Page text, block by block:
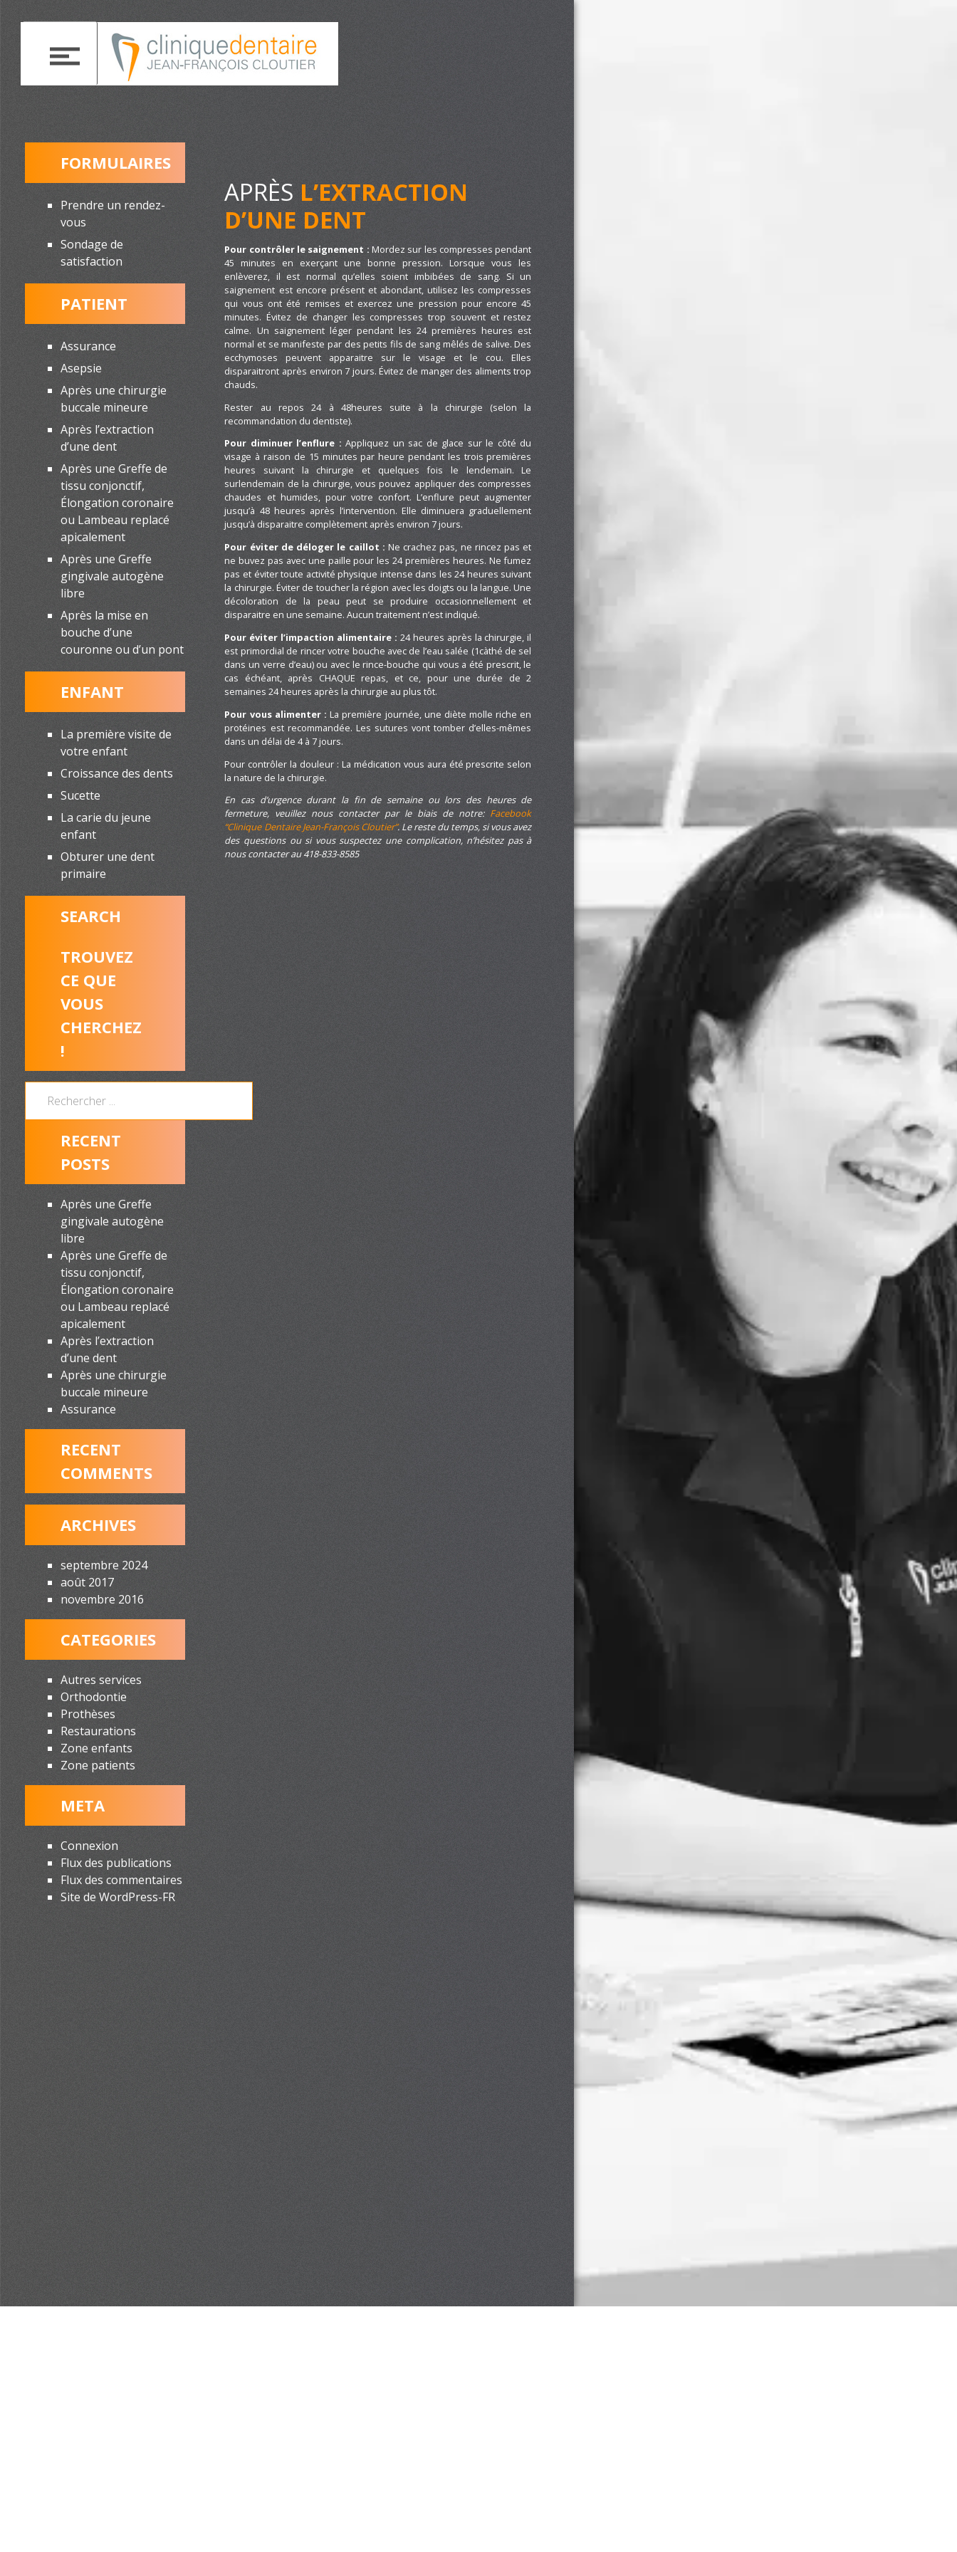
APRÈS L’EXTRACTION
D’UNE DENT
Pour contrôler le saignement :Mordez sur les compresses pendant
45 minutes en exerçant une bonne pression. Lorsque vous les
enlèverez, il est normal qu’elles soient imbibées de sang. Si un
saignement est encore présent et abondant, utilisez les compresses
qui vous ont été remises et exercez une pression pour encore 45
minutes. Évitez de changer les compresses trop souvent et restez
calme. Un saignement léger pendant les 24 premières heures est
normal et se manifeste par des petits fils de sang mêlés de salive. Des
ecchymoses peuvent apparaitre sur le visage et le cou. Elles
disparaitront après environ 7 jours. Évitez de manger des aliments trop
chauds.
Rester au repos 24 à 48heures suite à la chirurgie (selon la
recommandation du dentiste).
Pour diminuer l’enflure :Appliquez un sac de glace sur le côté du
visage à raison de 15 minutes par heure pendant les trois premières
heures suivant la chirurgie et quelques fois le lendemain. Le
surlendemain de la chirurgie, vous pouvez appliquer des compresses
chaudes et humides, pour votre confort. L’enflure peut augmenter
jusqu’à 48 heures après l’intervention. Elle diminuera graduellement
jusqu’à disparaitre complètement après environ 7 jours.
Pour éviter de déloger le caillot :Ne crachez pas, ne rincez pas et
ne buvez pas avec une paille pour les 24 premières heures. Ne fumez
pas et éviter toute activité physique intense dans les 24 heures suivant
la chirurgie. Éviter de toucher la région avec les doigts ou la langue. Une
décoloration de la peau peut se produire occasionnellement et
disparaitre en une semaine. Aucun traitement n’est indiqué.
Pour éviter l’impaction alimentaire : 24 heures après la chirurgie, il
est primordial de rincer votre bouche avec de l’eau salée (1càthé de sel
dans un verre d’eau) ou avec le rince-bouche qui vous a été prescrit, le
cas échéant, après CHAQUE repas, et ce, pour une durée de 2
semaines 24 heures après la chirurgie au plus tôt.
Pour vous alimenter :La première journée, une diète molle riche en
protéines est recommandée. Les sutures vont tomber d’elles-mêmes
dans un délai de 4 à 7 jours.
Pour contrôler la douleur : La médication vous aura été prescrite selon
la nature de la chirurgie.
En cas d’urgence durant la fin de semaine ou lors des heures de
fermeture, veuillez nous contacter par le biais de notre: Facebook
“Clinique Dentaire Jean-François Cloutier”. Le reste du temps, sivous avez
des questions ou si vous suspectez une complication, n’hésitez pas à
nous contacter au 418-833-8585
FORMULAIRES
Prendre un rendez-
vous
Sondage de
satisfaction
PATIENT
Assurance
Asepsie
Après une chirurgie
buccale mineure
Après l’extraction
d’une dent
Après une Greffe de
tissu conjonctif,
Élongation coronaire
ou Lambeau replacé
apicalement
Après une Greffe
gingivale autogène
libre
Après la mise en
bouche d’une
couronne ou d’un pont
ENFANT
La première visite de
votre enfant
Croissance des dents
Sucette
La carie du jeune
enfant
Obturer une dent
primaire
SEARCH
TROUVEZ
CE QUE
VOUS
CHERCHEZ
!
RECENT
POSTS
Après une Greffe
gingivale autogène
libre
Après une Greffe de
tissu conjonctif,
Élongation coronaire
ou Lambeau replacé
apicalement
Après l’extraction
d’une dent
Après une chirurgie
buccale mineure
Assurance
RECENT
COMMENTS
ARCHIVES
septembre 2024
août 2017
novembre 2016
CATEGORIES
Autres services
Orthodontie
Prothèses
Restaurations
Zone enfants
Zone patients
META
Connexion
Flux des publications
Flux des commentaires
Site de WordPress-FR